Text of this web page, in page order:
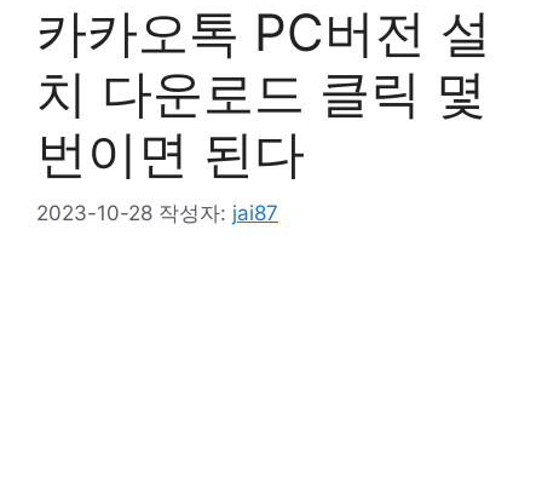
카카오톡 PC버전 설
치 다운로드 클릭 몇
번이면 된다
2023-10-28 작성자: jai87